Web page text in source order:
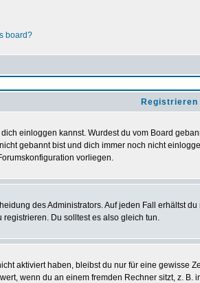
board?
Registrieren
einloggen kannst. Wurdest du vom Board
gebannt bist und dich immer noch nicht
vorliegen.
des Administrators. Auf jeden Fall erhältst
Du solltest es also gleich tun.
aktiviert haben, bleibst du nur für eine gewisse
wenn du an einem fremden Rechner sitzt, z. B.